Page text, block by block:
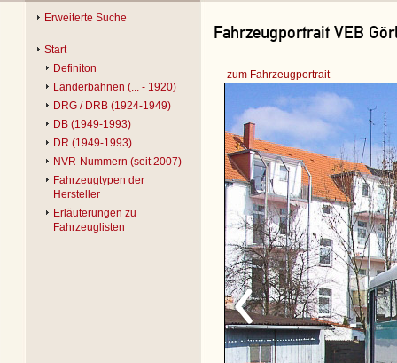
Erweiterte Suche
Start
Definiton
Länderbahnen (... - 1920)
DRG / DRB (1924-1949)
DB (1949-1993)
DR (1949-1993)
NVR-Nummern (seit 2007)
Fahrzeugtypen der
Hersteller
Erläuterungen zu
Fahrzeuglisten
Fahrzeugportrait VEB
zum Fahrzeugportrait